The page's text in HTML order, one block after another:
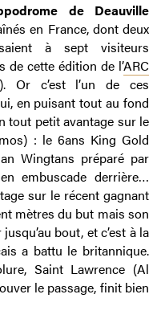
de Deauville
en France, dont deux
à sept visiteurs
de cette édition de l’ARC
Or c’est l’un de ces
en puisant tout au fond
tout petit avantage sur le
: le 6ans King Gold
Wingtans préparé par
embuscade derrière…
sur le récent gagnant
mètres du but mais son
bout, et c’est à la
a battu le britannique.
Saint Lawrence (Al
le passage, finit bien